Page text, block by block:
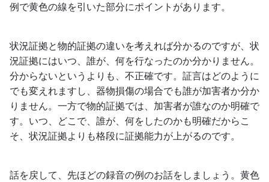
例で黄色の線を引いた部分にポイントがあります。
状況証拠と物的証拠の違いを考えれば分かるのですが、状
況証拠にはいつ、誰が、何を行なったのか分かりません。
分からないというよりも、不正確です。証言はどのように
でも変えれますし、器物損傷の場合でも誰が加害者か分か
りません。一方で物的証拠では、加害者が誰なのか明確で
す。いつ、どこで、誰が、何をしたのかも明確だからこ
そ、状況証拠よりも格段に証拠能力が上がるのです。
話を戻して、先ほどの録音の例のお話をしましょう。黄色